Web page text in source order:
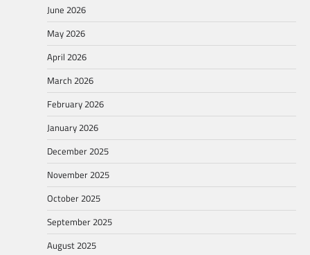
June 2026
May 2026
April 2026
March 2026
February 2026
January 2026
December 2025
November 2025
October 2025
September 2025
August 2025